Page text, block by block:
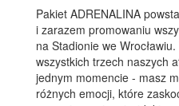
Pakiet ADRENALINA
i zarazem promowaniu
na Stadionie we
wszystkich trzech naszych
jednym momencie - masz
różnych emocji, które